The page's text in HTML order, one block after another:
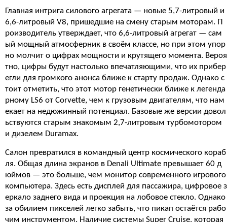
Главная интрига силового агрегата — новые 5,7-литровый и
6,6-литровый V8, пришедшие на смену старым моторам. П
роизводитель утверждает, что 6,6-литровый агрегат — сам
ый мощный атмосферник в своём классе, но при этом упор
но молчит о цифрах мощности и крутящего момента. Вероя
тно, цифры будут настолько впечатляющими, что их прибер
егли для громкого анонса ближе к старту продаж. Однако с
тоит отметить, что этот мотор генетически ближе к легенда
рному LS6 от Corvette, чем к грузовым двигателям, что нам
екает на недюжинный потенциал. Базовые же версии довол
ьствуются старым знакомым 2,7-литровым турбомотором
и дизелем Duramax.
Салон превратился в командный центр космического кораб
ля. Общая длина экранов в Denali Ultimate превышает 60 д
юймов — это больше, чем монитор современного игрового
компьютера. Здесь есть дисплей для пассажира, цифровое з
еркало заднего вида и проекция на лобовое стекло. Однако
за обилием пикселей легко забыть, что пикап остаётся рабо
чим инструментом. Наличие системы Super Cruise, которая